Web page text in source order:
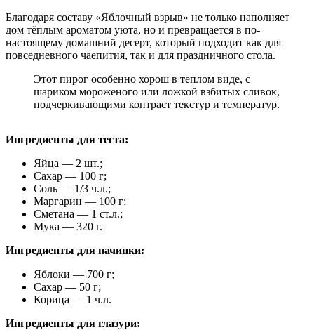
Благодаря составу «Яблочный взрыв» не только наполняет
дом тёплым ароматом уюта, но и превращается в по-
настоящему домашний десерт, который подходит как для
повседневного чаепития, так и для праздничного стола.
Этот пирог особенно хорош в теплом виде, с
шариком мороженого или ложкой взбитых сливок,
подчеркивающими контраст текстур и температур.
Ингредиенты для теста:
Яйца — 2 шт.;
Сахар — 100 г;
Соль — 1/3 ч.л.;
Маргарин — 100 г;
Сметана — 1 ст.л.;
Мука — 320 г.
Ингредиенты для начинки:
Яблоки — 700 г;
Сахар — 50 г;
Корица — 1 ч.л.
Ингредиенты для глазури: